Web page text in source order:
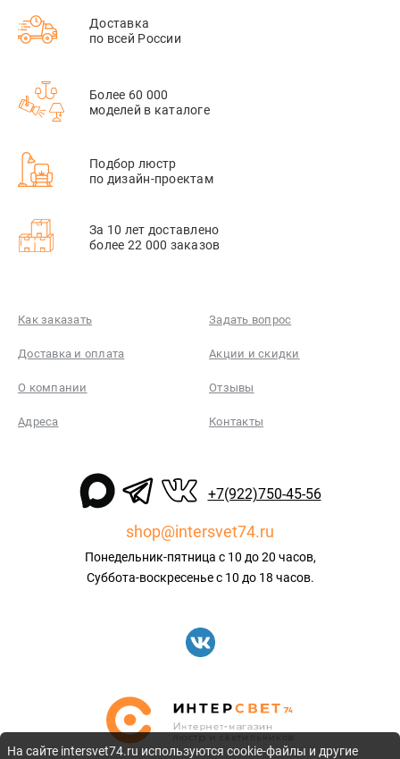
Доставка
по всей России
Более 60 000
моделей в каталоге
Подбор люстр
по дизайн-проектам
За 10 лет доставлено
более 22 000 заказов
Как заказать Задать вопрос
Доставка и оплата Акции и скидки
О компании Отзывы
Адреса Контакты
+7(922)750-45-56
shop@intersvet74.ru
Понедельник-пятница с 10 до 20 часов,
Суббота-воскресенье с 10 до 18 часов.
На сайте intersvet74.ru используются cookie-файлы и другие